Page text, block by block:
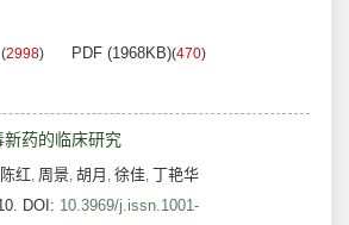
(2998) PDF (1968KB)(470)
药的临床研究
陈红, 周景, 胡月 , 徐佳, 丁艳华
DOI: 10.3969/j.issn.1001-